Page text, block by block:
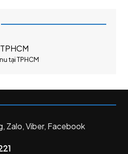
tại TPHCM
Zalo, Viber, Facebook